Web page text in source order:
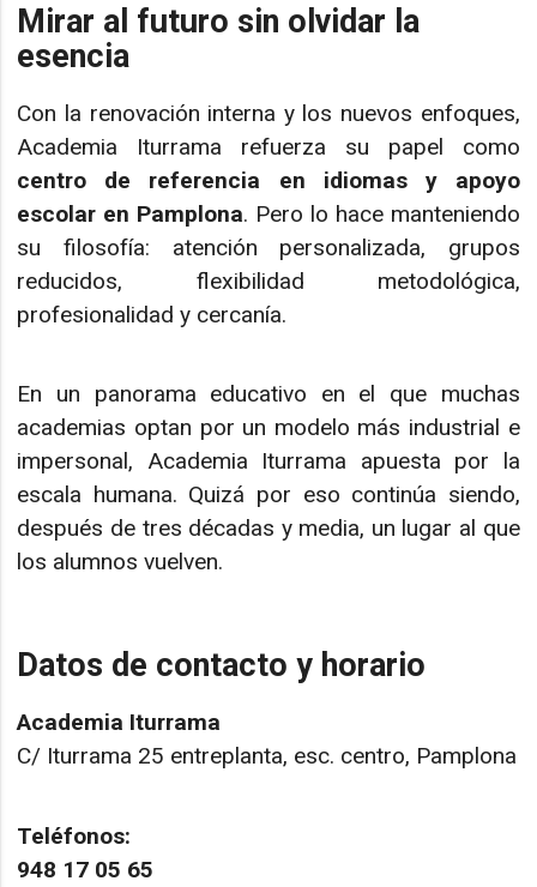
Mirar al futuro sin olvidar la
esencia
Con la renovación interna y los nuevos enfoques,
Academia Iturrama refuerza su papel como
centro de referencia en idiomas y apoyo
escolar en Pamplona. Pero lo hace manteniendo
su filosofía: atención personalizada, grupos
reducidos, flexibilidad metodológica,
profesionalidad y cercanía.
En un panorama educativo en el que muchas
academias optan por un modelo más industrial e
impersonal, Academia Iturrama apuesta por la
escala humana. Quizá por eso continúa siendo,
después de tres décadas y media, un lugar al que
los alumnos vuelven.
Datos de contacto y horario
Academia Iturrama
C/ Iturrama 25 entreplanta, esc. centro, Pamplona
Teléfonos:
948 17 05 65